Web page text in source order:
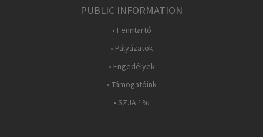
PUBLIC INFORMATION
• Fenntartó
• Pályázatok
• Engedélyek
• Támogatóink
• SZJA 1%